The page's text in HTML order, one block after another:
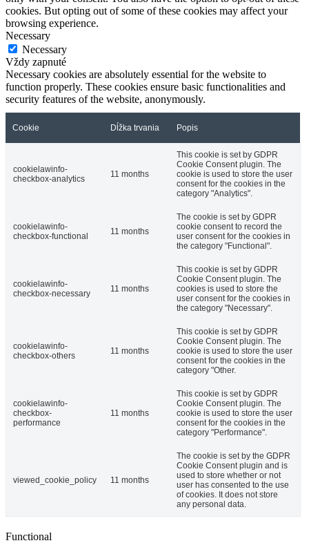
cookies. But opting out of some of these cookies may affect your
browsing experience.
Necessary
Necessary
Vždy zapnuté
Necessary cookies are absolutely essential for the website to
function properly. These cookies ensure basic functionalities and
security features of the website, anonymously.
Cookie Dĺžka trvania Popis
cookielawinfo-
checkbox-analytics
11 months
This cookie is set by GDPR
Cookie Consent plugin. The
cookie is used to store the user
consent for the cookies in the
category "Analytics".
cookielawinfo-
checkbox-functional
11 months
The cookie is set by GDPR
cookie consent to record the
user consent for the cookies in
the category "Functional".
cookielawinfo-
checkbox-necessary
11 months
This cookie is set by GDPR
Cookie Consent plugin. The
cookies is used to store the
user consent for the cookies in
the category "Necessary".
cookielawinfo-
checkbox-others
11 months
This cookie is set by GDPR
Cookie Consent plugin. The
cookie is used to store the user
consent for the cookies in the
category "Other.
cookielawinfo-
checkbox-
performance
11 months
This cookie is set by GDPR
Cookie Consent plugin. The
cookie is used to store the user
consent for the cookies in the
category "Performance".
viewed_cookie_policy 11 months
The cookie is set by the GDPR
Cookie Consent plugin and is
used to store whether or not
user has consented to the use
of cookies. It does not store
any personal data.
Functional